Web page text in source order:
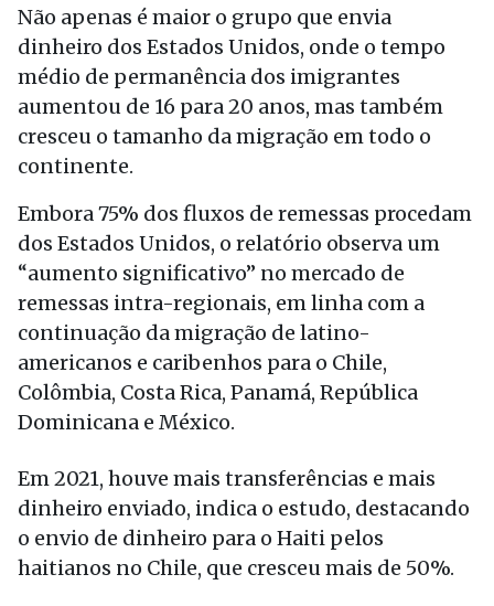
Não apenas é maior o grupo que envia
dinheiro dos Estados Unidos, onde o tempo
médio de permanência dos imigrantes
aumentou de 16 para 20 anos, mas também
cresceu o tamanho da migração em todo o
continente.
Embora 75% dos fluxos de remessas procedam
dos Estados Unidos, o relatório observa um
“aumento significativo” no mercado de
remessas intra-regionais, em linha com a
continuação da migração de latino-
americanos e caribenhos para o Chile,
Colômbia, Costa Rica, Panamá, República
Dominicana e México.
Em 2021, houve mais transferências e mais
dinheiro enviado, indica o estudo, destacando
o envio de dinheiro para o Haiti pelos
haitianos no Chile, que cresceu mais de 50%.